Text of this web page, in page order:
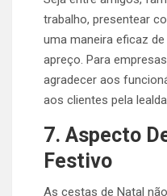
trabalho, presentear
uma maneira eficaz
apreço. Para
agradecer aos
aos clientes pela
7. Aspecto
Festivo
As cestas de Natal